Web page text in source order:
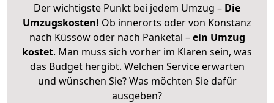
Der wichtigste Punkt bei jedem Umzug – Die
Umzugskosten! Ob innerorts oder von Konstanz
nach Küssow oder nach Panketal –ein Umzug
kostet. Man muss sich vorher im Klaren sein, was
das Budget hergibt. Welchen Service erwarten
und wünschen Sie? Was möchten Sie dafür
ausgeben?